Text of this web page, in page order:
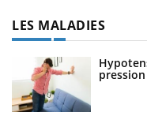
LES MALADIES